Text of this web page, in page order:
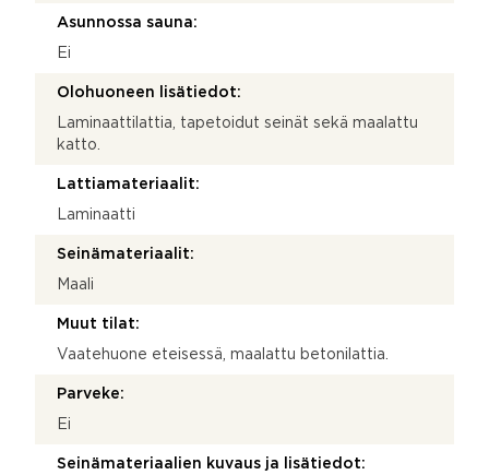
Asunnossa sauna:
Ei
Olohuoneen lisätiedot:
Laminaattilattia, tapetoidut seinät sekä maalattu
katto.
Lattiamateriaalit:
Laminaatti
Seinämateriaalit:
Maali
Muut tilat:
Vaatehuone eteisessä, maalattu betonilattia.
Parveke:
Ei
Seinämateriaalien kuvaus ja lisätiedot: